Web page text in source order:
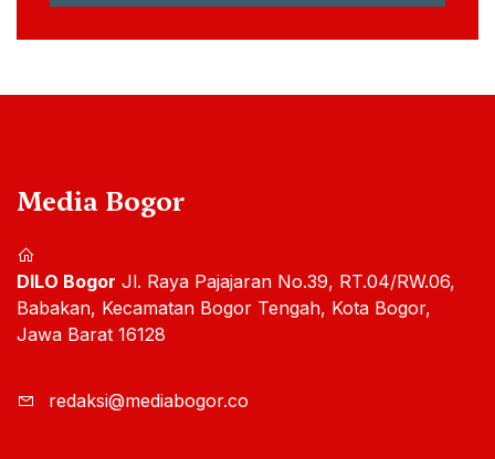
Media Bogor
DILO Bogor Jl. Raya Pajajaran No.39, RT.04/RW.06,
Babakan, Kecamatan Bogor Tengah, Kota Bogor,
Jawa Barat 16128
redaksi@mediabogor.co